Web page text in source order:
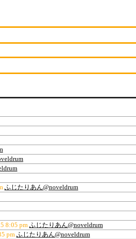
ふじたりあん@noveldrum
8:05 pm ふじたりあん@noveldrum
pm ふじたりあん@noveldrum